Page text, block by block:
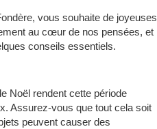
vous souhaite de joyeuses
au cœur de nos pensées, et
conseils essentiels.
Noël rendent cette période
Assurez-vous que tout cela soit
peuvent causer des